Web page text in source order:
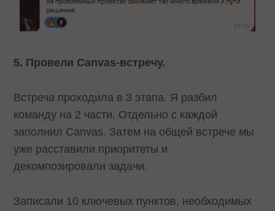
5. Провели Canvas-встречу.
Встреча проходила в 3 этапа. Я разбил
команду на 2 части. Отдельно с каждой
заполнил Canvas. Затем на общей встрече мы
уже расставили приоритеты и
декомпозировали задачи.
Записали 10 ключевых пунктов, необходимых